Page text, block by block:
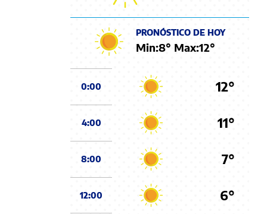
PRONÓSTICO DE HOY
Min:8° Max:12°
0:00 12°
4:00 11°
8:00 7°
12:00 6°